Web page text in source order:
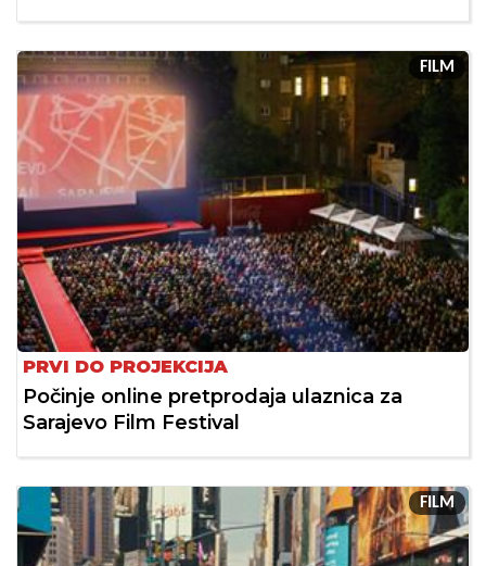
FILM
PRVI DO PROJEKCIJA
Počinje online pretprodaja ulaznica za
Sarajevo Film Festival
FILM